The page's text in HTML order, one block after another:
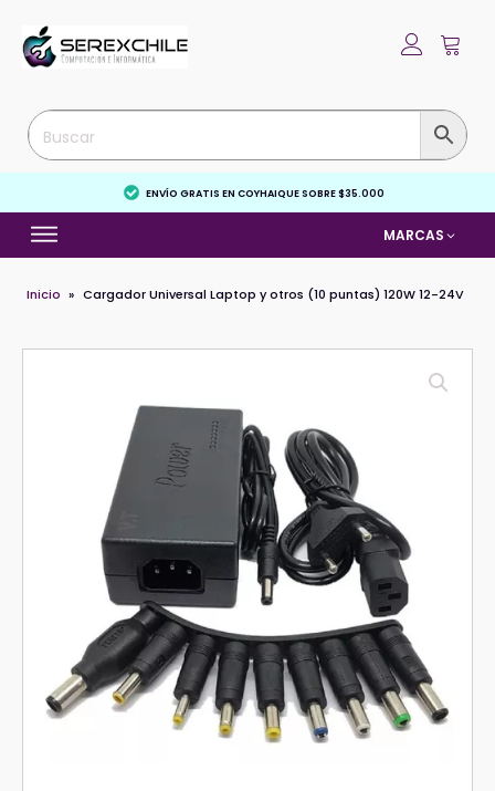
ENVÍO GRATIS EN COYHAIQUE SOBRE $35.000
MARCAS
Inicio » Cargador Universal Laptop y otros (10 puntas) 120W 12-24V